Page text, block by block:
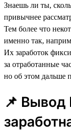
Знаешь ли ты,
привычнее
Тем более что
именно так,
Их заработок
за отработанные
но об этом дальше
📌